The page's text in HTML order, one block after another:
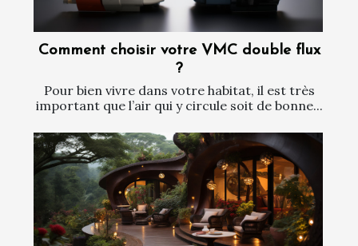
Comment choisir votre VMC double flux
?
Pour bien vivre dans votre habitat, il est très
important que l’air qui y circule soit de bonne...